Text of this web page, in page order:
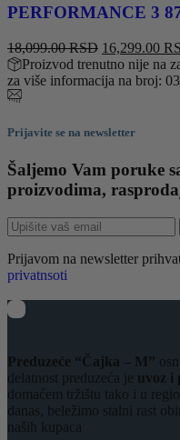
PERFORMANCE 3
18,099.00RSD Originalna
cena
je
16,299.00
Proizvod trenutno nije na
za više informacija na broj:
Prijavite se na newsletter
Šaljemo Vam poruke
proizvodima,
Prijavom na newsletter
privatnsoti
Preduzeće “Čajka – M”
delatnost preduzeća je uvoz i
domaćem tržištu tako i u
danas, beležimo stalni rast
naših kupaca